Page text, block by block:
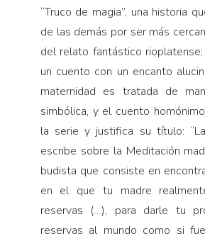
“Truco de magia”, una historia
de las demás por ser más
del relato fantástico rioplatense;
un cuento con un encanto
maternidad es tratada de
simbólica, y el cuento
la serie y justifica su título:
escribe sobre la Meditación
budista que consiste en
en el que tu madre
reservas (…), para darle tu
reservas al mundo como si